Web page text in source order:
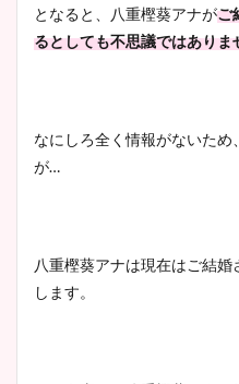
となると、八重樫葵アナがご
るとしても不思議ではありま
なにしろ全く情報がないた
が…
八重樫葵アナは現在はご結
します。